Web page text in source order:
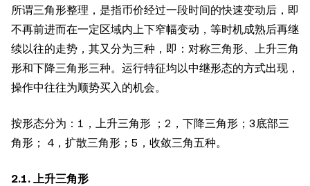
所谓三角形整理，是指币价经过一段时间的快速变动后，即
不再前进而在一定区域内上下窄幅变动，等时机成熟后再继
续以往的走势，其又分为三种，即：对称三角形、上升三角
形和下降三角形三种。运行特征均以中继形态的方式出现，
操作中往往为顺势买入的机会。
按形态分为：1，上升三角形 ；2，下降三角形；3底部三
角形； 4，扩散三角形；5，收敛三角五种。
2.1. 上升三角形